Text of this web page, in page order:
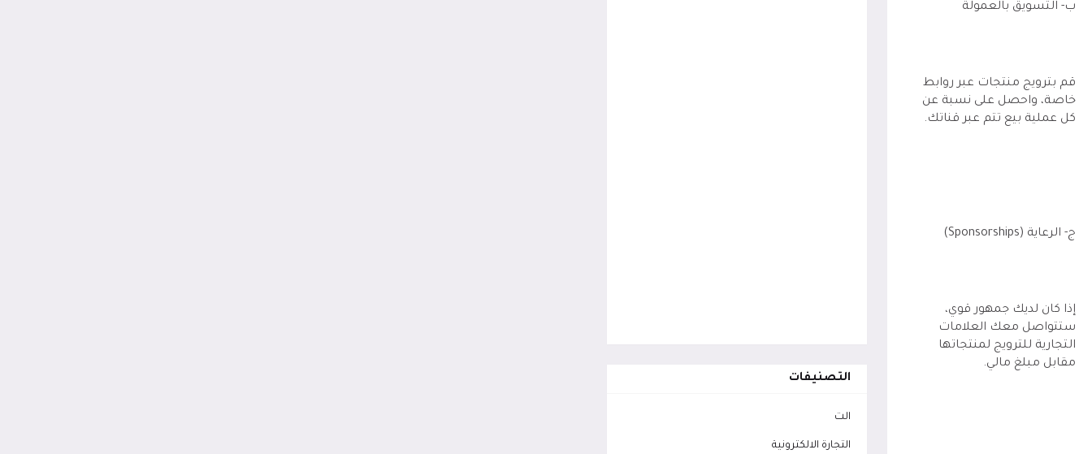
ب- التسويق بالعمولة
قم بترويج منتجات عبر روابط
خاصة، واحصل على نسبة عن
كل عملية بيع تتم عبر قناتك.
ج- الرعاية (Sponsorships)
إذا كان لديك جمهور قوي،
ستتواصل معك العلامات
التجارية للترويج لمنتجاتها
مقابل مبلغ مالي.
التصنيفات
الت
التجارة الالكترونية